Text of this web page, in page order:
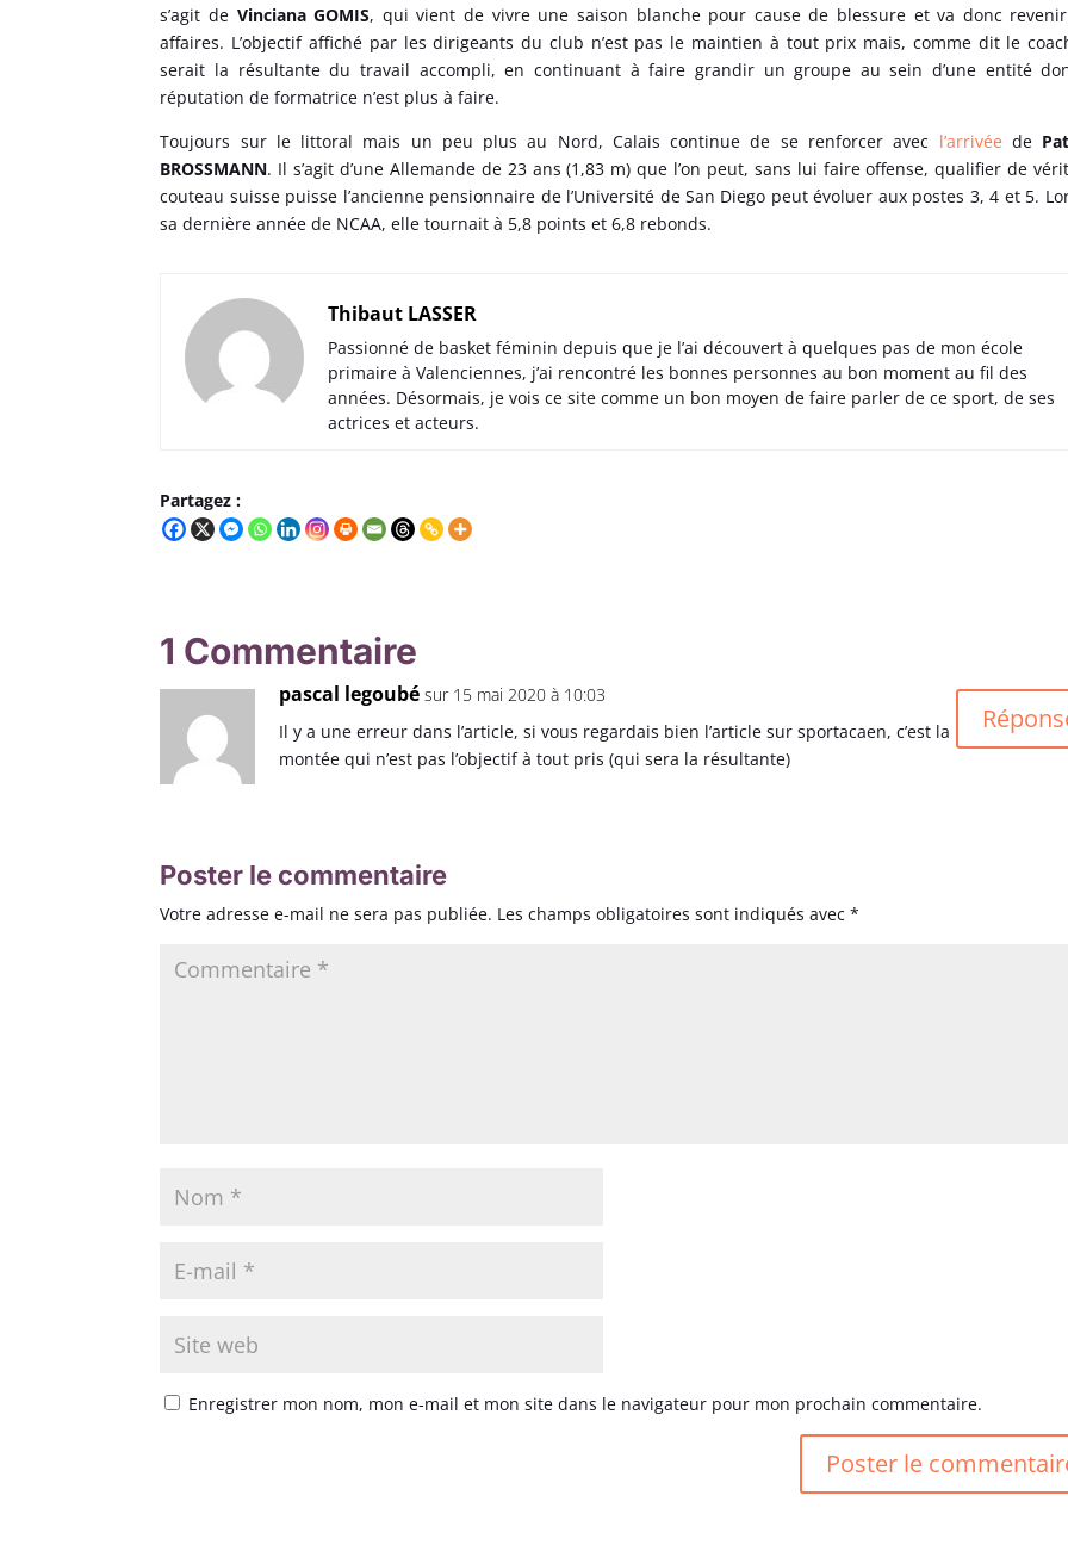
s’agit de Vinciana GOMIS, qui vient de vivre une saison blanche pour cause de blessure et va donc
affaires. L’objectif affiché par les dirigeants du club n’est pas le maintien à tout prix mais, comme dit le
serait la résultante du travail accompli, en continuant à faire grandir un groupe au sein d’une entité
réputation de formatrice n’est plus à faire.
Toujours sur le littoral mais un peu plus au Nord, Calais continue de se renforcer avec l’arrivée de
BROSSMANN. Il s’agit d’une Allemande de 23 ans (1,83 m) que l’on peut, sans lui faire offense, qualifier de
couteau suisse puisse l’ancienne pensionnaire de l’Université de San Diego peut évoluer aux postes 3, 4 et 5.
sa dernière année de NCAA, elle tournait à 5,8 points et 6,8 rebonds.
Thibaut LASSER
Passionné de basket féminin depuis que je l’ai découvert à quelques pas de mon école
primaire à Valenciennes, j’ai rencontré les bonnes personnes au bon moment au fil des
années. Désormais, je vois ce site comme un bon moyen de faire parler de ce sport, de ses
actrices et acteurs.
Partagez :
1 Commentaire
pascal legoubé sur 15 mai 2020 à 10:03
Il y a une erreur dans l’article, si vous regardais bien l’article sur sportacaen, c’est la
montée qui n’est pas l’objectif à tout pris (qui sera la résultante)
Poster le commentaire
Votre adresse e-mail ne sera pas publiée. Les champs obligatoires sont indiqués avec*
Enregistrer mon nom, mon e-mail et mon site dans le navigateur pour mon prochain commentaire.